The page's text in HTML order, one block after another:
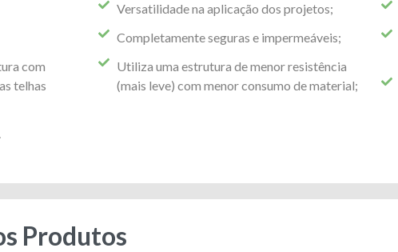
com
telhas
Versatilidade na aplicação dos projetos;
Completamente seguras e impermeáveis;
Utiliza uma estrutura de menor resistência
(mais leve) com menor consumo de material;
Produtos